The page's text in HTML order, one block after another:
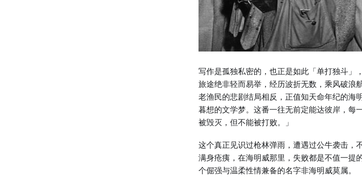
写作是孤独私密的，也正是如此「单打独斗」
旅途绝非轻而易举，经历波折无数，乘风破浪
老渔民的悲剧结局相反，正值知天命年纪的海
暮想的文学梦。这番一往无前定能达彼岸，每
被毁灭，但不能被打败。」
这个真正见识过枪林弹雨，遭遇过公牛袭击，
满身疮痍，在海明威那里，失败都是不值一提
个倔强与温柔性情兼备的名字非海明威莫属。